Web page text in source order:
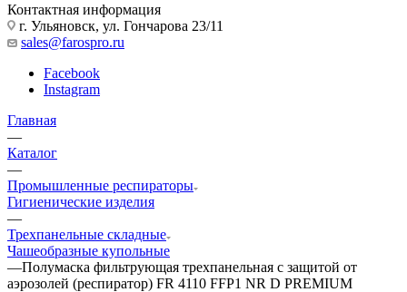
Контактная информация
г. Ульяновск, ул. Гончарова 23/11
sales@farospro.ru
Facebook
Instagram
Главная
—
Каталог
—
Промышленные респираторы
Гигиенические изделия
—
Трехпанельные складные
Чашеобразные купольные
—Полумаска фильтрующая трехпанельная с защитой от
аэрозолей (респиратор) FR 4110 FFP1 NR D PREMIUM